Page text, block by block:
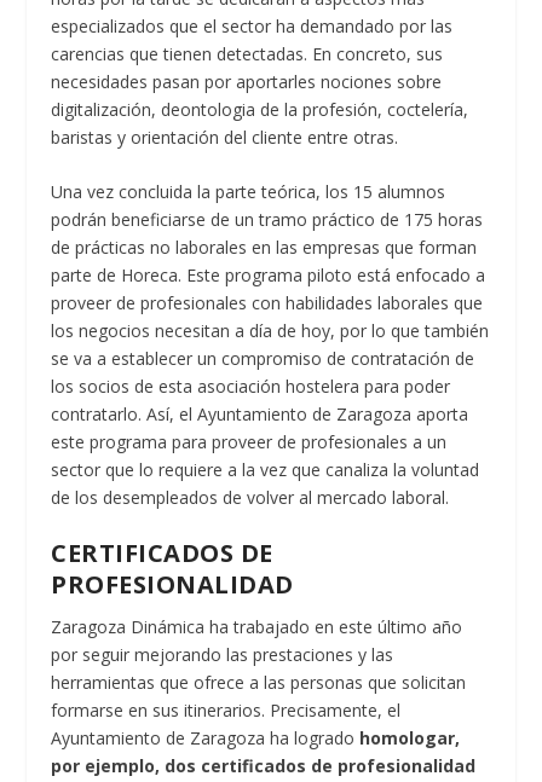
especializados que el sector ha demandado por las
carencias que tienen detectadas. En concreto, sus
necesidades pasan por aportarles nociones sobre
digitalización, deontologia de la profesión, coctelería,
baristas y orientación del cliente entre otras.
Una vez concluida la parte teórica, los 15 alumnos
podrán beneficiarse de un tramo práctico de 175 horas
de prácticas no laborales en las empresas que forman
parte de Horeca. Este programa piloto está enfocado a
proveer de profesionales con habilidades laborales que
los negocios necesitan a día de hoy, por lo que también
se va a establecer un compromiso de contratación de
los socios de esta asociación hostelera para poder
contratarlo. Así, el Ayuntamiento de Zaragoza aporta
este programa para proveer de profesionales a un
sector que lo requiere a la vez que canaliza la voluntad
de los desempleados de volver al mercado laboral.
CERTIFICADOS DE
PROFESIONALIDAD
Zaragoza Dinámica ha trabajado en este último año
por seguir mejorando las prestaciones y las
herramientas que ofrece a las personas que solicitan
formarse en sus itinerarios. Precisamente, el
Ayuntamiento de Zaragoza ha logrado homologar,
por ejemplo, dos certificados de profesionalidad